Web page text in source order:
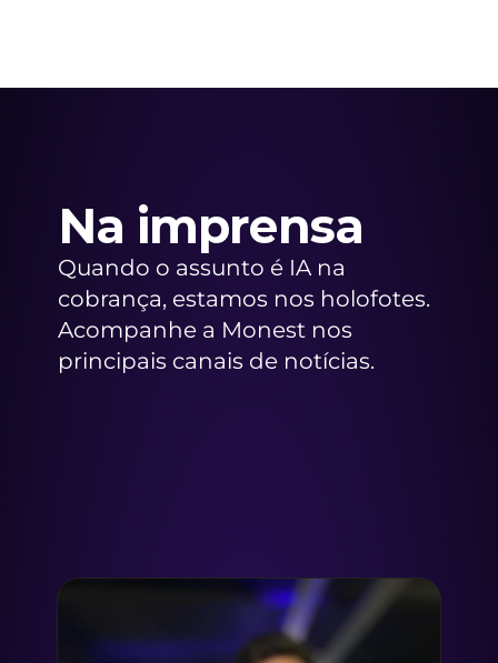
Na imprensa
Quando o assunto é IA na
cobrança, estamos nos holofotes.
Acompanhe a Monest nos
principais canais de notícias.